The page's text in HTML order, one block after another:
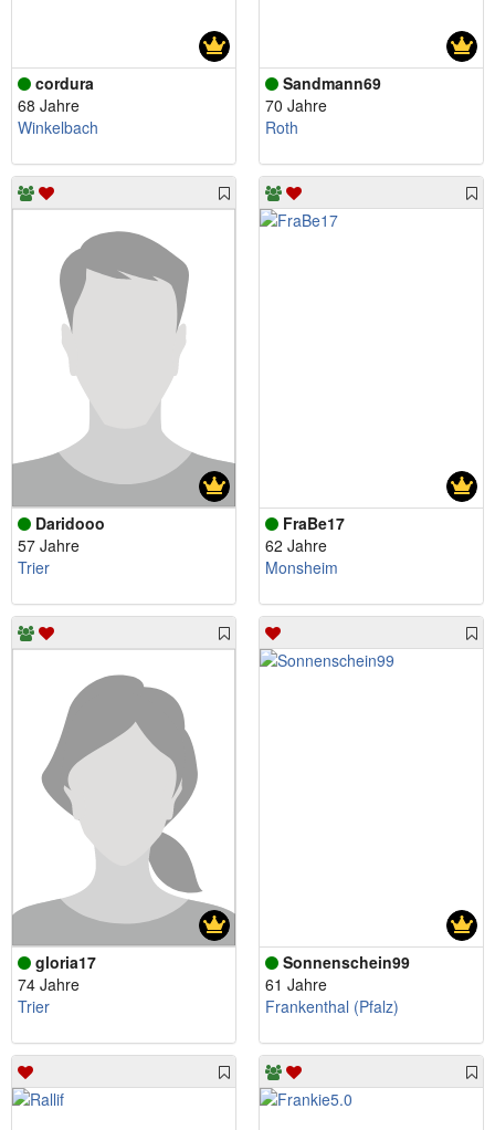
cordura
68 Jahre
Winkelbach
Sandmann69
70 Jahre
Roth
Daridooo
57 Jahre
Trier
FraBe17
62 Jahre
Monsheim
gloria17
74 Jahre
Trier
Sonnenschein99
61 Jahre
Frankenthal (Pfalz)